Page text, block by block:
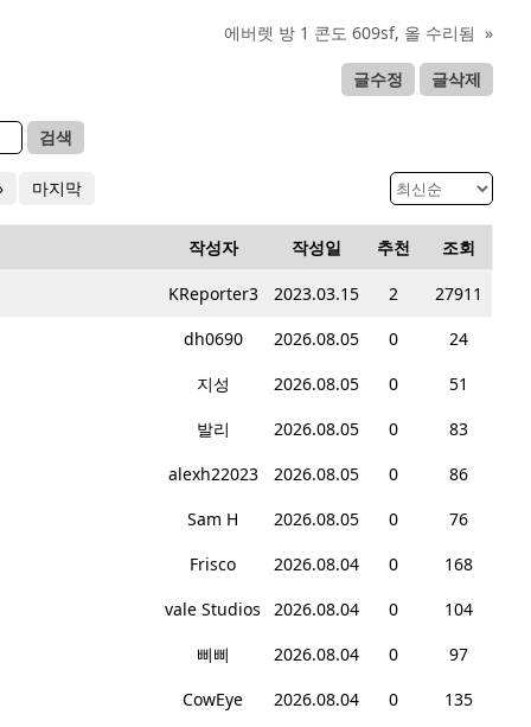
에버렛 방 1 콘도 609sf, 올 수리됨 »
글수정 글삭제
검색
마지막
작성자 작성일 추천 조회
KReporter3 2023.03.15 2
27911
dh0690
2026.08.05 0
24
지성
2026.08.05 0
51
발리
2026.08.05 0
83
alexh22023
2026.08.05 0
86
Sam H
2026.08.05 0
76
Frisco
2026.08.04 0
168
vale Studios
2026.08.04 0
104
삐삐
2026.08.04 0
97
CowEye
2026.08.04 0
135